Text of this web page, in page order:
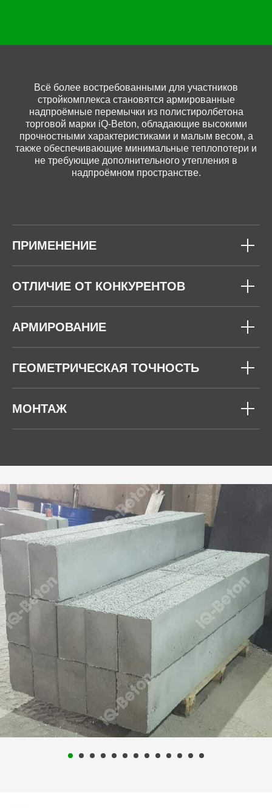
Всё более востребованными для участников
стройкомплекса становятся армированные
надпроёмные перемычки из полистиролбетона
торговой марки iQ-Beton, обладающие высокими
прочностными характеристиками и малым весом, а
также обеспечивающие минимальные теплопотери и
не требующие дополнительного утепления в
надпроёмном пространстве.
ПРИМЕНЕНИЕ
ОТЛИЧИЕ ОТ КОНКУРЕНТОВ
АРМИРОВАНИЕ
ГЕОМЕТРИЧЕСКАЯ ТОЧНОСТЬ
МОНТАЖ